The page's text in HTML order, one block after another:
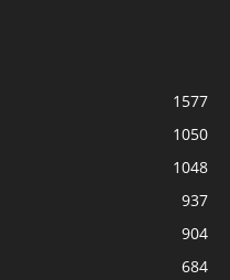
1577
1050
1048
937
904
684